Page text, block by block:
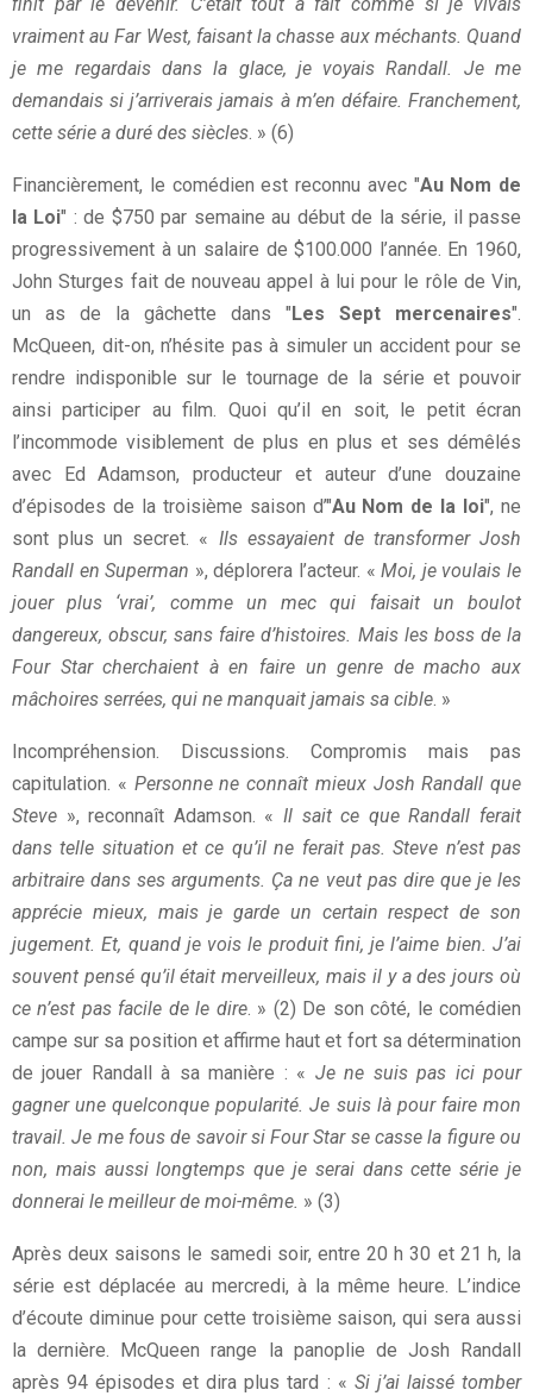
vraiment au Far West, faisant la chasse aux méchants. Quand
je me regardais dans la glace, je voyais Randall. Je me
demandais si j’arriverais jamais à m’en défaire. Franchement,
cette série a duré des siècles. » (6)
Financièrement, le comédien est reconnu avec "Au Nom de
la Loi" : de $750 par semaine au début de la série, il passe
progressivement à un salaire de $100.000 l’année. En 1960,
John Sturges fait de nouveau appel à lui pour le rôle de Vin,
un as de la gâchette dans "Les Sept mercenaires".
McQueen, dit-on, n’hésite pas à simuler un accident pour se
rendre indisponible sur le tournage de la série et pouvoir
ainsi participer au film. Quoi qu’il en soit, le petit écran
l’incommode visiblement de plus en plus et ses démêlés
avec Ed Adamson, producteur et auteur d’une douzaine
d’épisodes de la troisième saison d’"Au Nom de la loi", ne
sont plus un secret. « Ils essayaient de transformer Josh
Randall en Superman », déplorera l’acteur. «Moi, je voulais le
jouer plus ‘vrai’, comme un mec qui faisait un boulot
dangereux, obscur, sans faire d’histoires. Mais les boss de la
Four Star cherchaient à en faire un genre de macho aux
mâchoires serrées, qui ne manquait jamais sa cible. »
Incompréhension. Discussions. Compromis mais pas
capitulation. « Personne ne connaît mieux Josh Randall que
Steve », reconnaît Adamson. « Il sait ce que Randall ferait
dans telle situation et ce qu’il ne ferait pas. Steve n’est pas
arbitraire dans ses arguments. Ça ne veut pas dire que je les
apprécie mieux, mais je garde un certain respect de son
jugement. Et, quand je vois le produit fini, je l’aime bien. J’ai
souvent pensé qu’il était merveilleux, mais il y a des jours où
ce n’est pas facile de le dire. » (2) De son côté, le comédien
campe sur sa position et affirme haut et fort sa détermination
de jouer Randall à sa manière : « Je ne suis pas ici pour
gagner une quelconque popularité. Je suis là pour faire mon
travail. Je me fous de savoir si Four Star se casse la figure ou
non, mais aussi longtemps que je serai dans cette série je
donnerai le meilleur de moi-même. » (3)
Après deux saisons le samedi soir, entre 20 h 30 et 21 h, la
série est déplacée au mercredi, à la même heure. L’indice
d’écoute diminue pour cette troisième saison, qui sera aussi
la dernière. McQueen range la panoplie de Josh Randall
après 94 épisodes et dira plus tard : « Si j’ai laissé tomber